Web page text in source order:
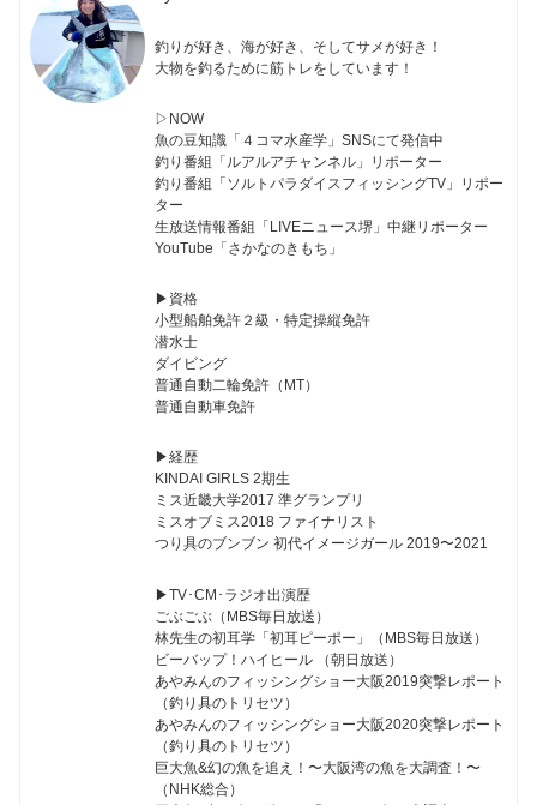
釣りが好き、海が好き、そしてサメが好き！
大物を釣るために筋トレをしています！
▷NOW
魚の豆知識「４コマ水産学」SNSにて発信中
釣り番組「ルアルアチャンネル」リポーター
釣り番組「ソルトパラダイスフィッシングTV」リポー
ター
生放送情報番組「LIVEニュース堺」中継リポーター
YouTube「さかなのきもち」
▶︎資格
小型船舶免許２級・特定操縦免許
潜水士
ダイビング
普通自動二輪免許（MT）
普通自動車免許
▶︎経歴
KINDAI GIRLS 2期生
ミス近畿大学2017 準グランプリ
ミスオブミス2018 ファイナリスト
つり具のブンブン 初代イメージガール 2019〜2021
▶︎TV･CM･ラジオ出演歴
ごぶごぶ（MBS毎日放送）
林先生の初耳学「初耳ピーポー」（MBS毎日放送）
ビーバップ！ハイヒール （朝日放送）
あやみんのフィッシングショー大阪2019突撃レポート
（釣り具のトリセツ）
あやみんのフィッシングショー大阪2020突撃レポート
（釣り具のトリセツ）
巨大魚&幻の魚を追え！〜大阪湾の魚を大調査！〜
（NHK総合）